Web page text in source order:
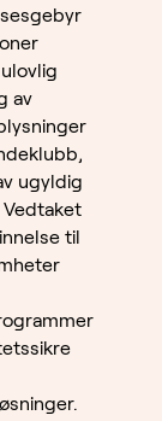
av
ugyldig
til